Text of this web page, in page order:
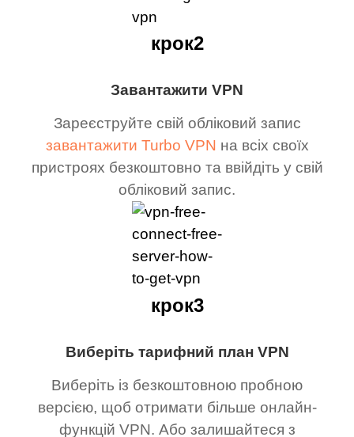
Завантажити VPN
Зареєструйте свій обліковий запис
завантажити Turbo VPN на всіх своїх
пристроях безкоштовно та ввійдіть у свій
обліковий запис.
крок2
Виберіть тарифний план VPN
Виберіть із безкоштовною пробною
версією, щоб отримати більше онлайн-
функцій VPN. Або залишайтеся з
крок3